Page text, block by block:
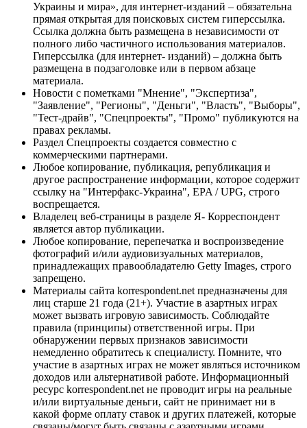
Украины и мира», для интернет-изданий – обязательна
прямая открытая для поисковых систем гиперссылка.
Ссылка должна быть размещена в независимости от
полного либо частичного использования материалов.
Гиперссылка (для интернет- изданий) – должна быть
размещена в подзаголовке или в первом абзаце
материала.
Новости с пометками "Мнение", "Экспертиза",
"Заявление", "Регионы", "Деньги", "Власть", "Выборы",
"Тест-драйв", "Спецпроекты", "Промо" публикуются на
правах рекламы.
Раздел Спецпроекты создается совместно с
коммерческими партнерами.
Любое копирование, публикация, републикация и
другое распространение информации, которое содержит
ссылку на "Интерфакс-Украина", EPA / UPG, строго
воспрещается.
Владелец веб-страницы в разделе Я- Корреспондент
является автор публикации.
Любое копирование, перепечатка и воспроизведение
фотографий и/или аудиовизуальных материалов,
принадлежащих правообладателю Getty Images, строго
запрещено.
Материалы сайта korrespondent.net предназначены для
лиц старше 21 года (21+). Участие в азартных играх
может вызвать игровую зависимость. Соблюдайте
правила (принципы) ответственной игры. При
обнаружении первых признаков зависимости
немедленно обратитесь к специалисту. Помните, что
участие в азартных играх не может являться источником
доходов или альтернативой работе. Информационный
ресурс korrespondent.net не проводит игры на реальные
и/или виртуальные деньги, сайт не принимает ни в
какой форме оплату ставок и других платежей, которые